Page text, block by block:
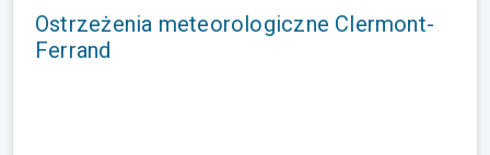
Ostrzeżenia meteorologiczne Clermont-
Ferrand